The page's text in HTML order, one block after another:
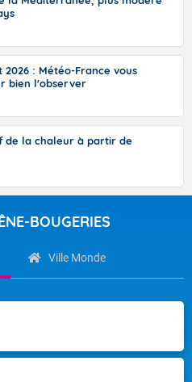
2026 : Météo-France vous
bien l'observer
de la chaleur à partir de
BOUGERIES
Ville Monde